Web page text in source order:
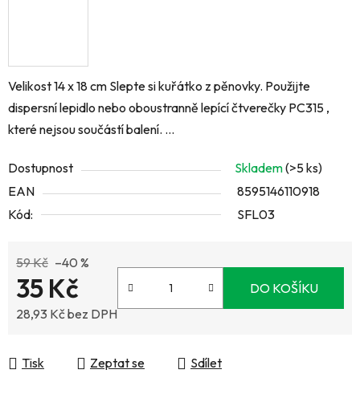
Velikost 14 x 18 cm Slepte si kuřátko z pěnovky. Použijte
dispersní lepidlo nebo oboustranně lepící čtverečky PC315 ,
které nejsou součástí balení. ...
Dostupnost Skladem(>5 ks)
EAN
8595146110918
Kód:
SFL03
59 Kč –40 %
35 Kč
28,93 Kč bez DPH
DO KOŠÍKU
Tisk Zeptat se Sdílet